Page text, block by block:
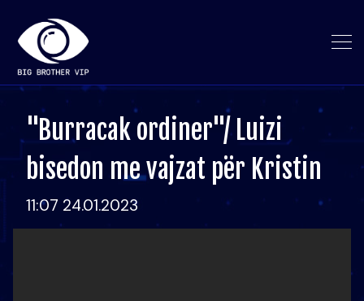
"Burracak ordiner"/ Luizi
bisedon me vajzat për Kristin
11:07 24.01.2023